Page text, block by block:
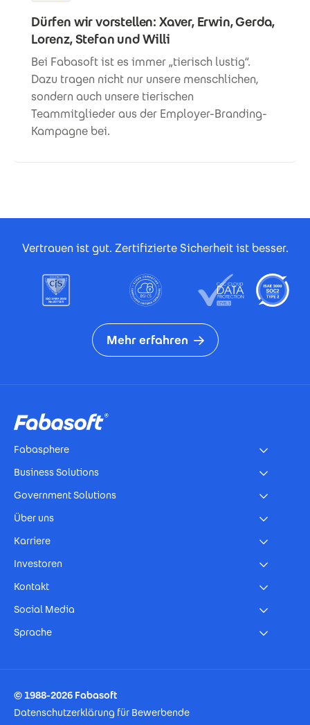
Dürfen wir vorstellen: Xaver, Erwin, Gerda,
Lorenz, Stefan und Willi
Bei Fabasoft ist es immer „tierisch lustig“.
Dazu tragen nicht nur unsere menschlichen,
sondern auch unsere tierischen
Teammitglieder aus der Employer-Branding-
Kampagne bei.
Vertrauen ist gut. Zertifizierte Sicherheit ist besser.
Mehr erfahren
Fabasphere
Business Solutions
Government Solutions
Über uns
Karriere
Investoren
Kontakt
Social Media
Sprache
© 1988-2026 Fabasoft
Datenschutzerklärung für Bewerbende